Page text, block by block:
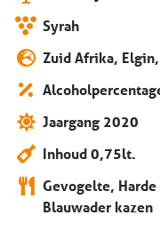
Syrah
Zuid Afrika,
Jaargang 2020
Inhoud 0,75lt.
Gevogelte,
Blauwader kazen